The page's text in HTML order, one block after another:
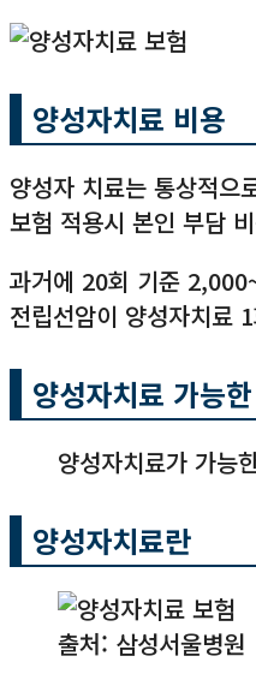
양성자치료 비용
양성자 치료는 통상적으
보험 적용시 본인 부담
과거에 20회 기준
전립선암이 양성자치료
양성자치료 가능
양성자치료가 가능
양성자치료란
출처: 삼성서울병원